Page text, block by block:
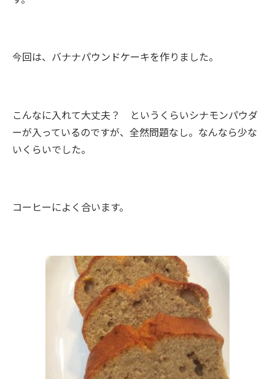
今回は、バナナパウンドケーキを作りました。
こんなに入れて大丈夫？ というくらいシナモンパウダ
ーが入っているのですが、全然問題なし。なんなら少な
いくらいでした。
コーヒーによく合います。